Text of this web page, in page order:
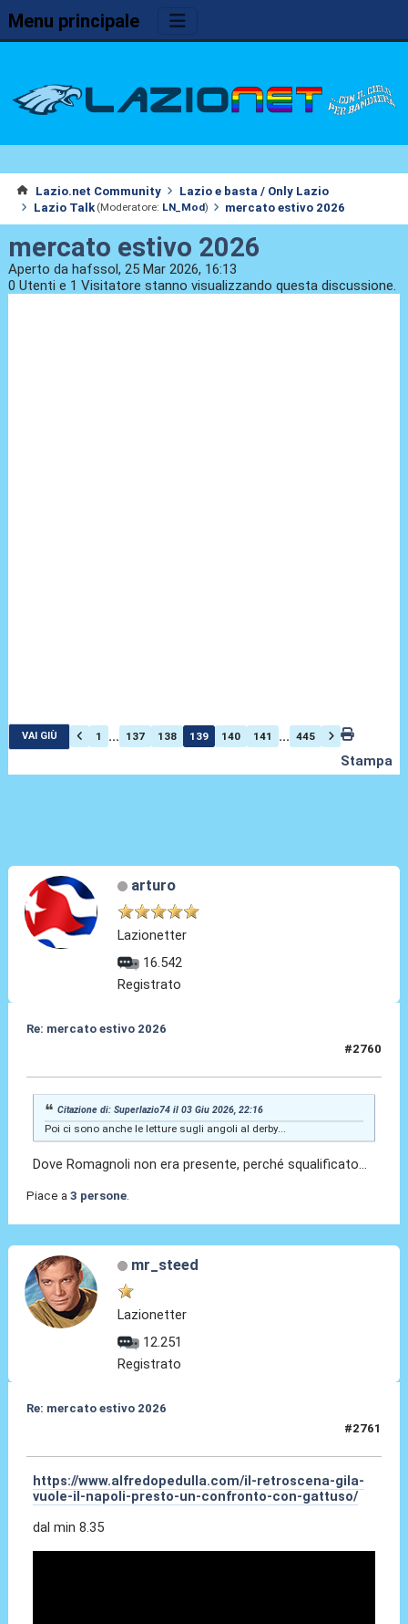
Menu principale
Lazio.net Community
Lazio e basta / Only Lazio
Lazio Talk (Moderatore: LN_Mod) mercato estivo 2026
mercato estivo 2026
Aperto da hafssol, 25 Mar 2026, 16:13
0 Utenti e 1 Visitatore stanno visualizzando questa discussione.
VAI GIÙ 1 ... 137 138 139 140 141 ... 445
Stampa
arturo
Lazionetter
16.542
Registrato
Re: mercato estivo 2026
#2760
Citazione di: Superlazio74 il 03 Giu 2026, 22:16
Poi ci sono anche le letture sugli angoli al derby...
Dove Romagnoli non era presente, perché squalificato...
Piace a 3 persone.
mr_steed
Lazionetter
12.251
Registrato
Re: mercato estivo 2026
#2761
https://www.alfredopedulla.com/il-retroscena-gila-
vuole-il-napoli-presto-un-confronto-con-gattuso/
dal min 8.35